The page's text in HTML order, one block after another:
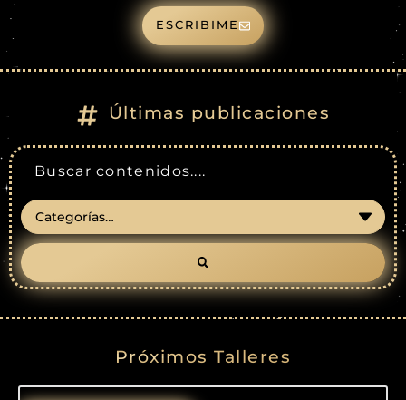
ESCRIBIME
Últimas publicaciones
Próximos Talleres